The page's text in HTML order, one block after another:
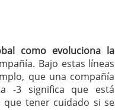
como evoluciona la
Bajo estas líneas
que una compañía
-3 significa que está
tener cuidado si se